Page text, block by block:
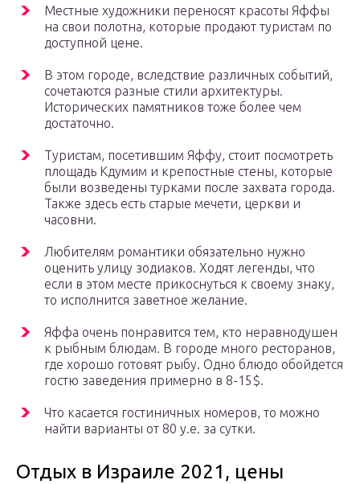
Местные художники переносят красоты Яффы
на свои полотна, которые продают туристам по
доступной цене.
В этом городе, вследствие различных событий,
сочетаются разные стили архитектуры.
Исторических памятников тоже более чем
достаточно.
Туристам, посетившим Яффу, стоит посмотреть
площадь Кдумим и крепостные стены, которые
были возведены турками после захвата города.
Также здесь есть старые мечети, церкви и
часовни.
Любителям романтики обязательно нужно
оценить улицу зодиаков. Ходят легенды, что
если в этом месте прикоснуться к своему знаку,
то исполнится заветное желание.
Яффа очень понравится тем, кто неравнодушен
к рыбным блюдам. В городе много ресторанов,
где хорошо готовят рыбу. Одно блюдо обойдется
гостю заведения примерно в 8-15$.
Что касается гостиничных номеров, то можно
найти варианты от 80 у.е. за сутки.
Отдых в Израиле 2021, цены